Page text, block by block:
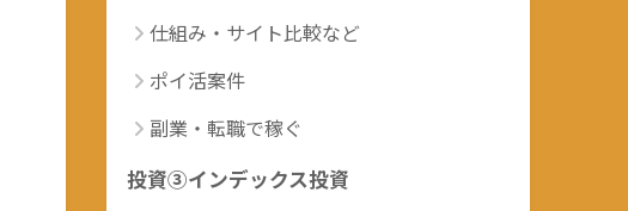
仕組み・サイト比較など
ポイ活案件
副業・転職で稼ぐ
投資③インデックス投資